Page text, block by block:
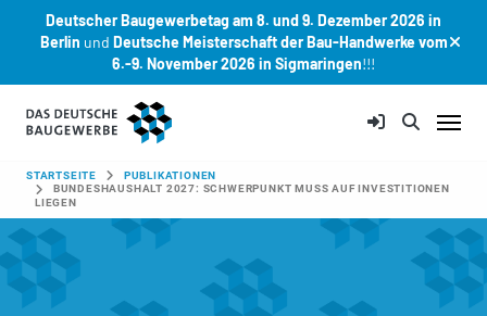
Deutscher Baugewerbetag am 8. und 9. Dezember 2026 in
Berlin und Deutsche Meisterschaft der Bau-Handwerke vom
6.-9. November 2026 in Sigmaringen!!!
Zum Hauptinhalt springen
SIE SIND HIER:
STARTSEITE
PUBLIKATIONEN
BUNDESHAUSHALT 2027: SCHWERPUNKT MUSS AUF INVESTITIONEN
LIEGEN